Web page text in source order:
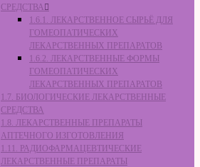
СРЕДСТВА
1.6.1. ЛЕКАРСТВЕННОЕ СЫРЬЁ ДЛЯ
ГОМЕОПАТИЧЕСКИХ
ЛЕКАРСТВЕННЫХ ПРЕПАРАТОВ
1.6.2. ЛЕКАРСТВЕННЫЕ ФОРМЫ
ГОМЕОПАТИЧЕСКИХ
ЛЕКАРСТВЕННЫХ ПРЕПАРАТОВ
1.7. БИОЛОГИЧЕСКИЕ ЛЕКАРСТВЕННЫЕ
СРЕДСТВА
1.8. ЛЕКАРСТВЕННЫЕ ПРЕПАРАТЫ
АПТЕЧНОГО ИЗГОТОВЛЕНИЯ
1.11. РАДИОФАРМАЦЕВТИЧЕСКИЕ
ЛЕКАРСТВЕННЫЕ ПРЕПАРАТЫ